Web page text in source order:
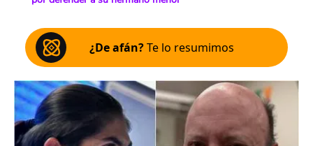
¿De afán?Te lo resumimos